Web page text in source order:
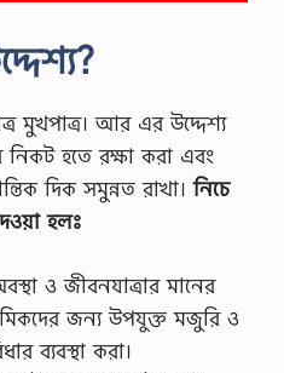
মুখপাত্র। আর এর উদ্দেশ্য
নিকট হতে রক্ষা করা এবং
দিক সমুন্নত রাখা।নিচে
হলঃ
ও জীবনযাত্রার মানের
জন্য উপযুক্ত মজুরি ও
ব্যবস্থা করা।